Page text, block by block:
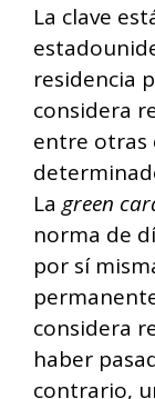
La clave
residencia
considera
entre otras
La green
norma de
por sí
considera
haber
contrario,